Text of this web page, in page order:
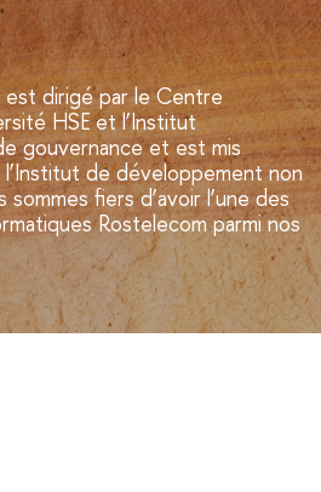
est dirigé par le Centre
HSE et l’Institut
gouvernance et est mis
de développement non
fiers d’avoir l’une des
Rostelecom parmi nos